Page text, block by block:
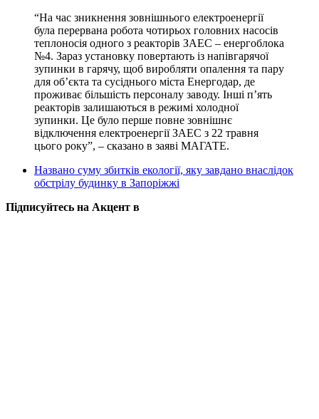
“На час зникнення зовнішнього електроенергії
була перервана робота чотирьох головних насосів
теплоносія одного з реакторів ЗАЕС – енергоблока
№4. Зараз установку повертають із напівгарячої
зупинки в гарячу, щоб виробляти опалення та пару
для об’єкта та сусіднього міста Енергодар, де
проживає більшість персоналу заводу. Інші п’ять
реакторів залишаються в режимі холодної
зупинки. Це було перше повне зовнішнє
відключення електроенергії ЗАЕС з 22 травня
цього року”, – сказано в заяві МАГАТЕ.
Названо суму збитків екології, яку завдано внаслідок
обстрілу будинку в Запоріжжі
Підписуйтесь на Акцент в